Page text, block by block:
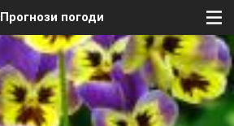
Прогнози погоди